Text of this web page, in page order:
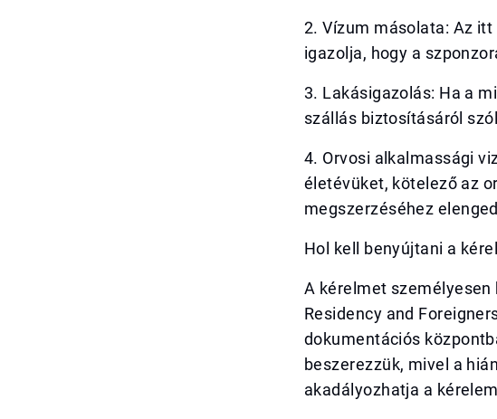
2. Vízum másolata: Az
igazolja, hogy a
3. Lakásigazolás: Ha a
szállás biztosításáról
4. Orvosi alkalmassági
életévüket, kötelező az
megszerzéséhez
Hol kell benyújtani a
A kérelmet személyesen
Residency and
dokumentációs
beszerezzük, mivel a
akadályozhatja a